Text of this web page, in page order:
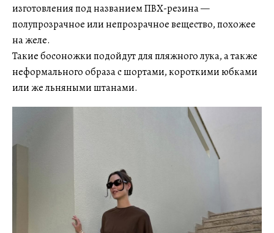
изготовления под названием ПВХ-резина —
полупрозрачное или непрозрачное вещество, похожее
на желе.
Такие босоножки подойдут для пляжного лука, а также
неформального образа с шортами, короткими юбками
или же льняными штанами.